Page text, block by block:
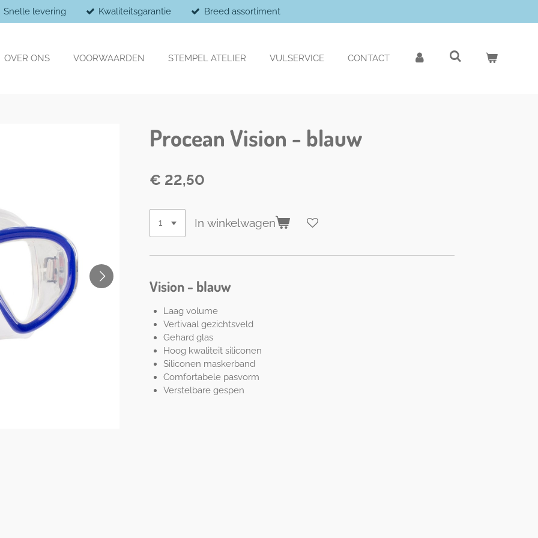
Snelle levering Kwaliteitsgarantie Breed assortiment
OVER ONS VOORWAARDEN STEMPEL ATELIER VULSERVICE CONTACT
Procean Vision - blauw
€ 22,50
In winkelwagen
Vision - blauw
Laag volume
Vertivaal gezichtsveld
Gehard glas
Hoog kwaliteit siliconen
Siliconen maskerband
Comfortabele pasvorm
Verstelbare gespen